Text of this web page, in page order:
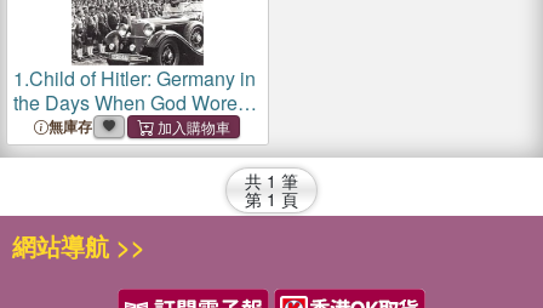
1.Child of Hitler: Germany in
the Days When God Wore a
Swastika
無庫存
共 1 筆
第 1 頁
網站導航 >>